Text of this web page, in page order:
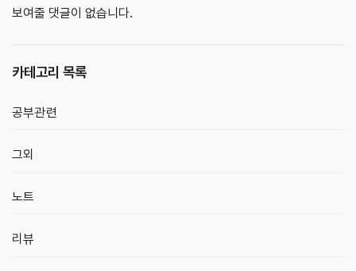
보여줄 댓글이 없습니다.
카테고리 목록
공부관련
그외
노트
리뷰